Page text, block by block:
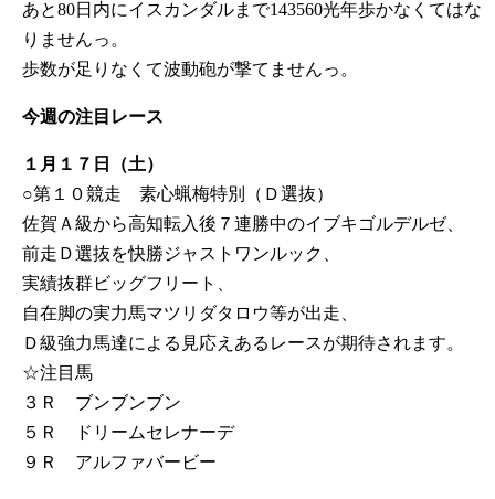
あと80日内にイスカンダルまで143560光年歩かなくてはな
りませんっ。
歩数が足りなくて波動砲が撃てませんっ。
今週の注目レース
１月１７日（土）
○第１０競走 素心蝋梅特別（Ｄ選抜）
佐賀Ａ級から高知転入後７連勝中のイブキゴルデルゼ、
前走Ｄ選抜を快勝ジャストワンルック、
実績抜群ビッグフリート、
自在脚の実力馬マツリダタロウ等が出走、
Ｄ級強力馬達による見応えあるレースが期待されます。
☆注目馬
３Ｒ ブンブンブン
５Ｒ ドリームセレナーデ
９Ｒ アルファバービー